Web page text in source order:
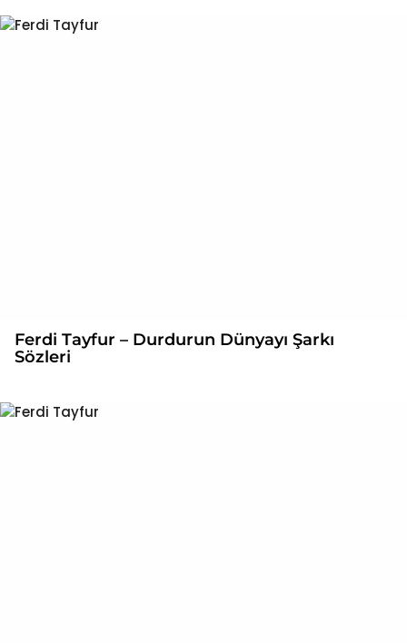
Ferdi Tayfur – Durdurun Dünyayı Şarkı
Sözleri